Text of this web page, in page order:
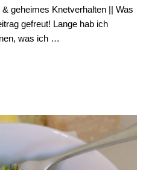
geheimes Knetverhalten || Was
gefreut! Lange hab ich
was ich …